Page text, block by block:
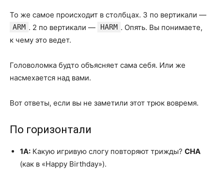
То же самое происходит в столбцах. 3 по вертикали —
ARM . 2 по вертикали — HARM . Опять. Вы понимаете,
к чему это ведет.
Головоломка будто объясняет сама себя. Или же
насмехается над вами.
Вот ответы, если вы не заметили этот трюк вовремя.
По горизонтали
1А: Какую игривую слогу повторяют трижды? CHA
(как в «Happy Birthday»).